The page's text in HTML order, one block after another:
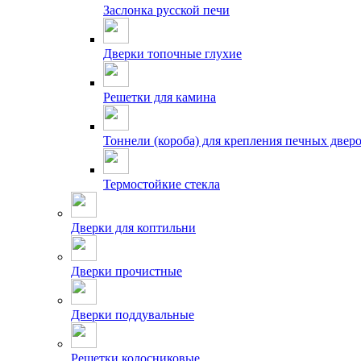
Заслонка русской печи
Дверки топочные глухие
Решетки для камина
Тоннели (короба) для крепления печных
Термостойкие стекла
Дверки для коптильни
Дверки прочистные
Дверки поддувальные
Решетки колосниковые